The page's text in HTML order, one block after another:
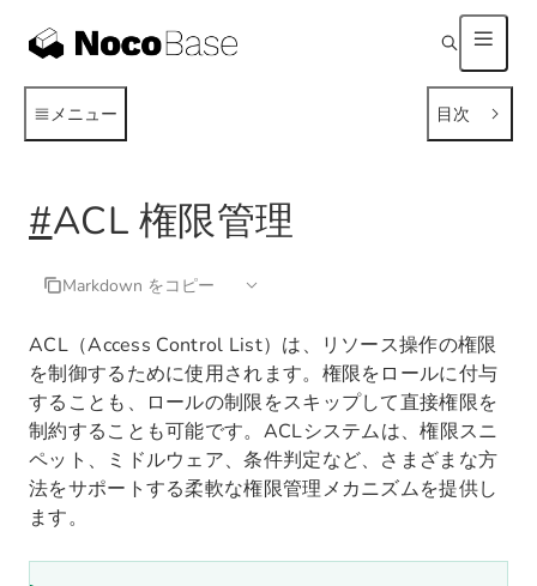
メニュー 目次
#ACL 権限管理
Markdown をコピー
ACL（Access Control List）は、リソース操作の権限
を制御するために使用されます。権限をロールに付与
することも、ロールの制限をスキップして直接権限を
制約することも可能です。ACLシステムは、権限スニ
ペット、ミドルウェア、条件判定など、さまざまな方
法をサポートする柔軟な権限管理メカニズムを提供し
ます。